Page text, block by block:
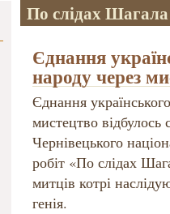
По слідах Шагала
Єднання
народу через
Єднання
мистецтво відбулось
Чернівецького
робіт «По слідах
митців котрі
генія.